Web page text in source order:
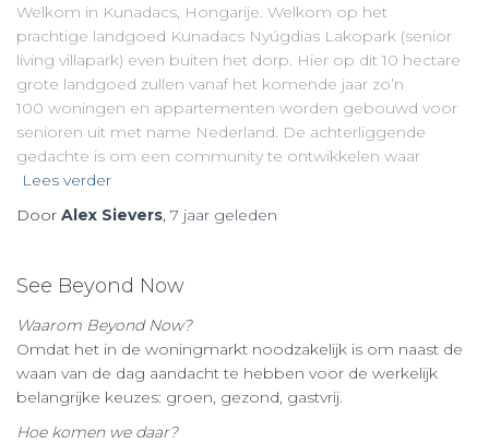
Welkom in Kunadacs, Hongarije. Welkom op het
prachtige landgoed Kunadacs Nyúgdias Lakopark (senior
living villapark) even buiten het dorp. Hier op dit 10 hectare
grote landgoed zullen vanaf het komende jaar zo’n
100 woningen en appartementen worden gebouwd voor
senioren uit met name Nederland. De achterliggende
gedachte is om een community te ontwikkelen waar
Lees verder
Door Alex Sievers, 7 jaar geleden
See Beyond Now
Waarom Beyond Now?
Omdat het in de woningmarkt noodzakelijk is om naast de
waan van de dag aandacht te hebben voor de werkelijk
belangrijke keuzes: groen, gezond, gastvrij.
Hoe komen we daar?